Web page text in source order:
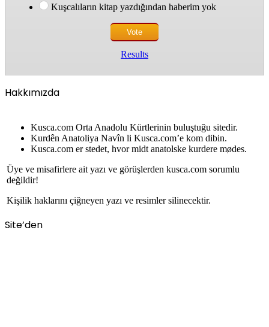
Kuşcalıların kitap yazdığından haberim yok
Results
Hakkımızda
Kusca.com Orta Anadolu Kürtlerinin buluştuğu sitedir.
Kurdên Anatoliya Navîn li Kusca.com’e kom dibin.
Kusca.com er stedet, hvor midt anatolske kurdere mødes.
Üye ve misafirlere ait yazı ve görüşlerden kusca.com sorumlu
değildir!
Kişilik haklarını çiğneyen yazı ve resimler silinecektir.
Site’den